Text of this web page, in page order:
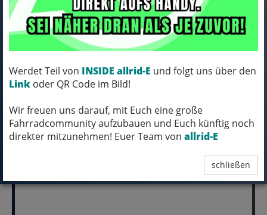
Werdet Teil von INSIDE allrid-E und folgt uns über den
Link oder QR Code im Bild!
Wir freuen uns darauf, mit Euch eine große
Fahrradcommunity aufzubauen und Euch künftig noch
direkter mitzunehmen! Euer Team von allrid-E
schließen
Art.Nr. 5251832CE
Farbe: OXFORD BLUE
MICH KANNST DU BESTELLEN - MIT
ABHOLUNG IN NORTORF!
pro Stück (inkl. MwSt.)
39,99 EUR